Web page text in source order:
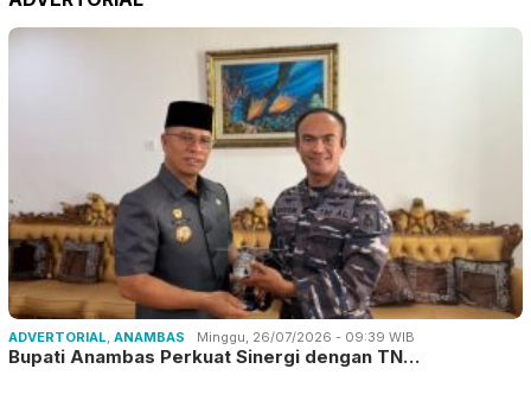
ADVERTORIAL, ANAMBAS Minggu, 26/07/2026 - 09:39 WIB
Bupati Anambas Perkuat Sinergi dengan TN…